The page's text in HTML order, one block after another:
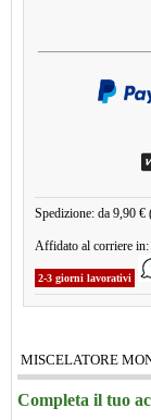
Spedizione: da 9,90 €
Affidato al corriere in:
2-3 giorni lavorativi
MISCELATORE
Completa il tuo